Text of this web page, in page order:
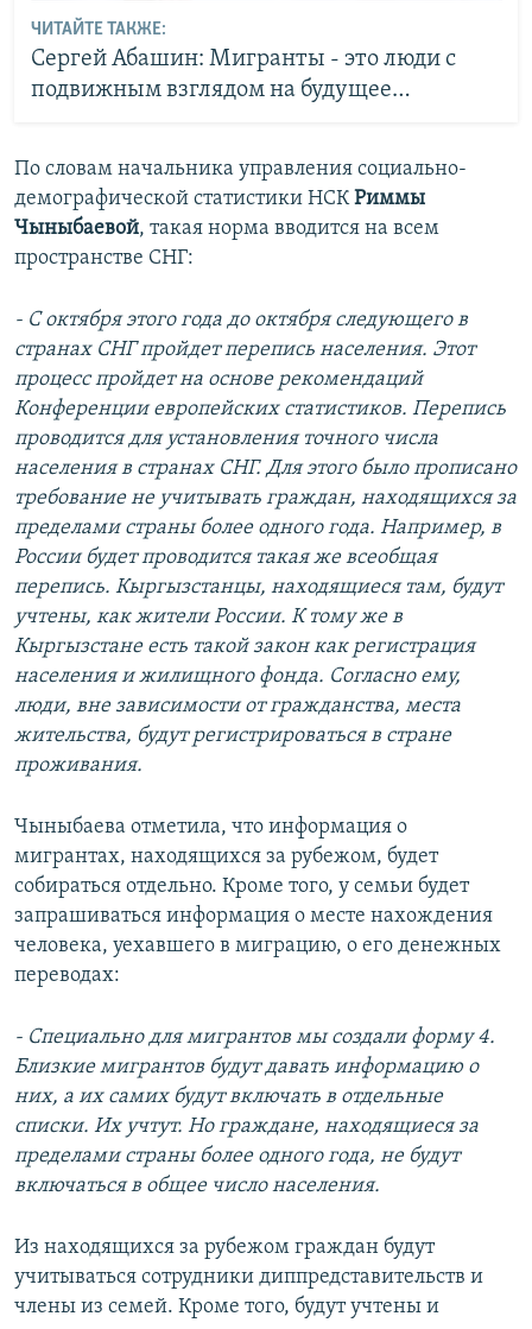
ЧИТАЙТЕ ТАКЖЕ:
Сергей Абашин: Мигранты - это люди с
подвижным взглядом на будущее…
По словам начальника управления социально-
демографической статистики НСКРиммы
Чыныбаевой, такая норма вводится на всем
пространстве СНГ:
- С октября этого года до октября следующего в
странах СНГ пройдет перепись населения. Этот
процесс пройдет на основе рекомендаций
Конференции европейских статистиков. Перепись
проводится для установления точного числа
населения в странах СНГ. Для этого было прописано
требование не учитывать граждан, находящихся за
пределами страны более одного года. Например, в
России будет проводится такая же всеобщая
перепись. Кыргызстанцы, находящиеся там, будут
учтены, как жители России. К тому же в
Кыргызстане есть такой закон как регистрация
населения и жилищного фонда. Согласно ему,
люди, вне зависимости от гражданства, места
жительства, будут регистрироваться в стране
проживания.
Чыныбаева отметила, что информация о
мигрантах, находящихся за рубежом, будет
собираться отдельно. Кроме того, у семьи будет
запрашиваться информация о месте нахождения
человека, уехавшего в миграцию, о его денежных
переводах:
- Специально для мигрантов мы создали форму 4.
Близкие мигрантов будут давать информацию о
них, а их самих будут включать в отдельные
списки. Их учтут. Но граждане, находящиеся за
пределами страны более одного года, не будут
включаться в общее число населения.
Из находящихся за рубежом граждан будут
учитываться сотрудники диппредставительств и
члены из семей. Кроме того, будут учтены и